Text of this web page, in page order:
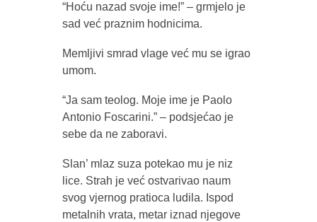
“Hoću nazad svoje ime!” – grmjelo je
sad već praznim hodnicima.
Memljivi smrad vlage već mu se igrao
umom.
“Ja sam teolog. Moje ime je Paolo
Antonio Foscarini.” – podsjećao je
sebe da ne zaboravi.
Slan’ mlaz suza potekao mu je niz
lice. Strah je već ostvarivao naum
svog vjernog pratioca ludila. Ispod
metalnih vrata, metar iznad njegove